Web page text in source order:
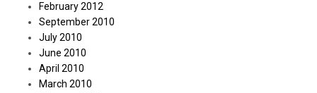
February 2012
September 2010
July 2010
June 2010
April 2010
March 2010